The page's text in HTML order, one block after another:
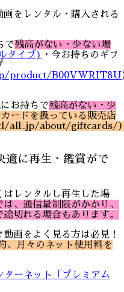
をレンタル・購入される
で残高がない・少ない場
タイプ)
・今お持ちのギフ
product/B00VWRIT8U
お持ちで残高がない・少
ードを扱っている販売店
all_jp/about/giftcards/
適に再生・鑑賞がで
はレンタルし再生した場
、通信量制限がかかり、
切れる場合もあります。
画をよく見る方は必見！
、月々のネット使用料を
ーネット「プレミアム